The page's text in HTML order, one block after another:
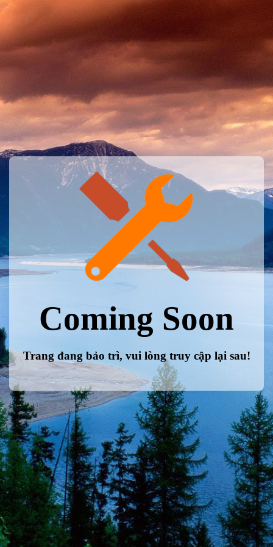
Coming Soon
Trang đang bảo trì, vui lòng truy cập lại sau!